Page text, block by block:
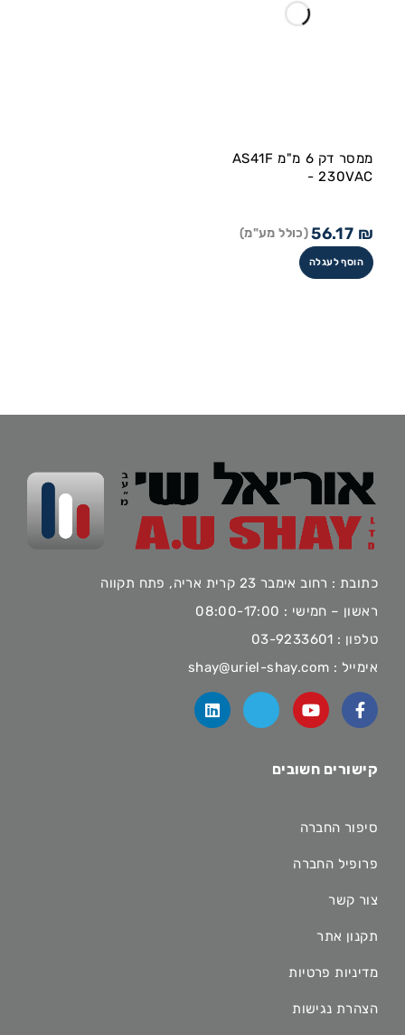
ממסר דק 6 מ"מ AS41F
- 230VAC
56.17 ₪ (כולל מע"מ)
הוסף לעגלה
כתובת : רחוב אימבר 23 קרית אריה, פתח תקווה
ראשון – חמישי : 08:00-17:00
טלפון : 03-9233601
אימייל : shay@uriel-shay.com
קישורים חשובים
סיפור החברה
פרופיל החברה
צור קשר
תקנון אתר
מדיניות פרטיות
הצהרת נגישות